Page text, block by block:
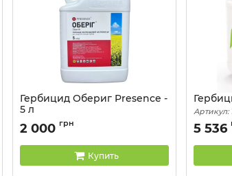
Гербицид Обериг Presence -
5 л
2 000 грн
Купить
Артикул:
5 536